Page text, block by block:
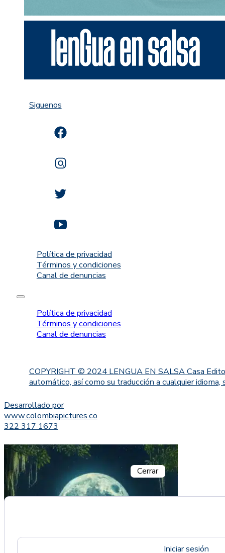
Siguenos
Política de privacidad
Términos y condiciones
Canal de denuncias
Política de privacidad
Términos y condiciones
Canal de denuncias
COPYRIGHT © 2024 LENGUA EN SALSA Casa
automático, así como su traducción a cualquier
Desarrollado por
www.colombiapictures.co
322 317 1673
Cerrar
Iniciar sesión